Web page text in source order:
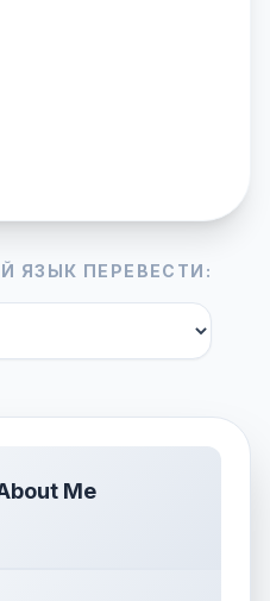
ЯЗЫК ПЕРЕВЕСТИ:
Me